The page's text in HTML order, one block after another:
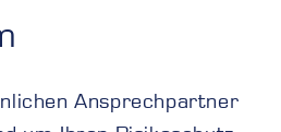
Ansprechpartner